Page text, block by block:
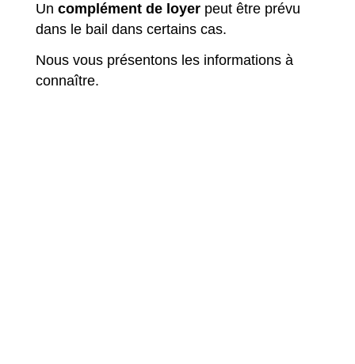
Un complément de loyer peut être prévu
dans le bail dans certains cas.
Nous vous présentons les informations à
connaître.